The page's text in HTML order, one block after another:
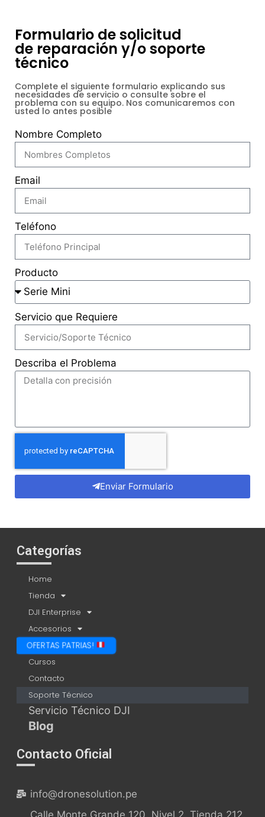
Formulario de solicitud
de reparación y/o soporte
técnico
Complete el siguiente formulario explicando sus
necesidades de servicio o consulte sobre el
problema con su equipo. Nos comunicaremos con
usted lo antes posible
Nombre Completo
Email
Teléfono
Producto
Servicio que Requiere
Describa el Problema
Enviar Formulario
Categorías
Home
Tienda
DJI Enterprise
Accesorios
OFERTAS PATRIAS!
Cursos
Contacto
Soporte Técnico
Servicio Técnico DJI
Blog
Contacto Oficial
info@dronesolution.pe
Calle Monte Grande 120, Nivel 2, Tienda 212,